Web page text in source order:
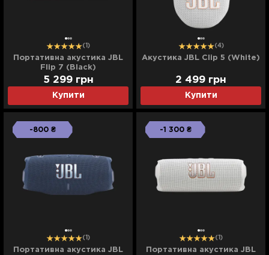
(1)
Портативна акустика JBL
Flip 7 (Black)
Купити
5 299 грн
(4)
Акустика JBL Clip 5 (White)
Купити
2 499 грн
-800 ₴
(1)
Портативна акустика JBL
-1 300 ₴
(1)
Портативна акустика JBL